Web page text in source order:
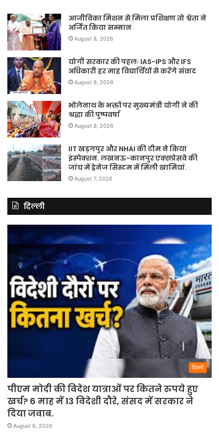
आजीविका मिशन से मिला प्रशिक्षण तो श्वेता ने
अर्जित किया सम्मान
August 8, 2026
योगी सरकार की पहलः IAS-IPS और IFS
अधिकारी हर माह विद्यार्थियों से करेंगे संवाद
August 8, 2026
भोलेनाथ के भक्तों पर मुख्यमंत्री योगी ने की
श्रद्धा की पुष्पवर्षा
August 8, 2026
IIT खड़गपुर और NHAI की टीम ने किया
इंस्पेक्शन. लखनऊ-कानपुर एक्सप्रेसवे की
जांच में ड्रेनेज सिस्टम में मिली खामियां.
August 7, 2026
दिल्ली
दिल्ली
पीएम मोदी की विदेश यात्राओं पर कितने रुपये हुए
खर्च? 6 माह में 13 विदेशी दौरे, संसद में सरकार ने
दिया जवाब.
August 6, 2026